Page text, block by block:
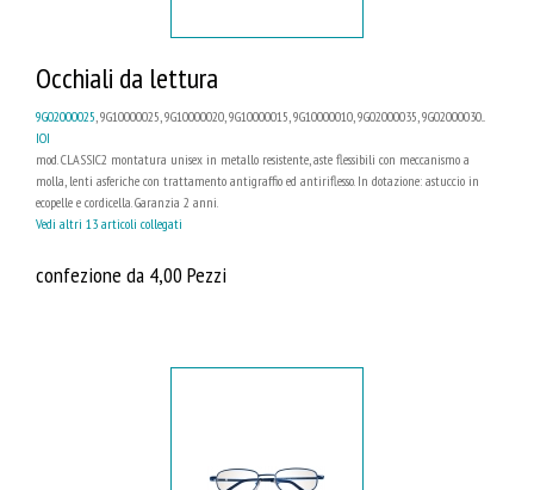
Occhiali da lettura
9G02000025 , 9G10000025, 9G10000020, 9G10000015, 9G10000010, 9G02000035, 9G02000030...
IOI
mod. CLASSIC2 montatura unisex in metallo resistente, aste flessibili con meccanismo a
molla, lenti asferiche con trattamento antigraffio ed antiriflesso. In dotazione: astuccio in
ecopelle e cordicella. Garanzia 2 anni.
Vedi altri 13 articoli collegati
confezione da 4,00 Pezzi